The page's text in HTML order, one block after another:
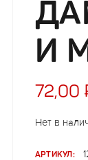
И
72,00
Нет в
АРТИКУЛ: